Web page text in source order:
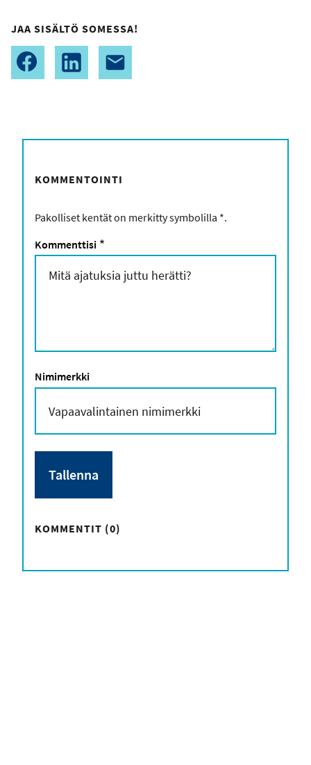
JAA SISÄLTÖ SOMESSA!
KOMMENTOINTI
Pakolliset kentät on merkitty symbolilla *.
Kommenttisi *
Nimimerkki
KOMMENTIT (0)